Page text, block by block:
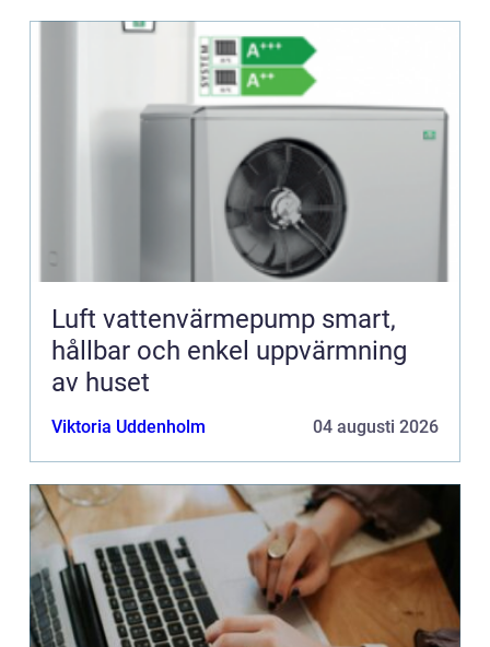
Luft vattenvärmepump smart,
hållbar och enkel uppvärmning
av huset
Viktoria Uddenholm 04 augusti 2026